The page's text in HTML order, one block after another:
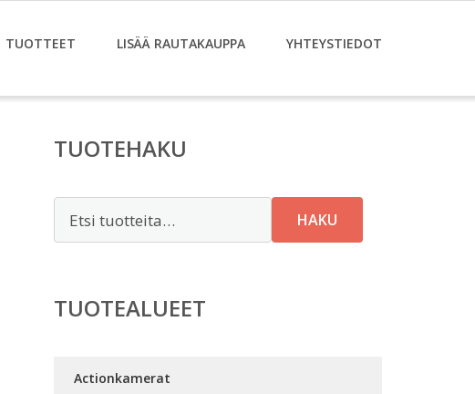
TUOTTEET LISÄÄ RAUTAKAUPPA YHTEYSTIEDOT
TUOTEHAKU
HAKU
TUOTEALUEET
Actionkamerat